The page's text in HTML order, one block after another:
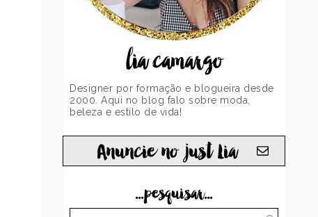
lia camargo
Designer por formação e blogueira desde
2000. Aqui no blog falo sobre moda,
beleza e estilo de vida!
Anuncie no just Lia
...pesquisar...